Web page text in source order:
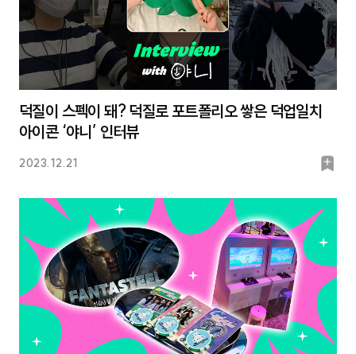
덕질이 스펙이 돼? 덕질로 포트폴리오 쌓은 덕업일치
아이콘 ‘야니’ 인터뷰
2023.12.21
북
크